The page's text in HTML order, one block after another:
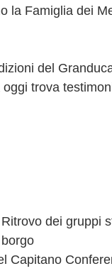
la Famiglia dei
del
trova
dei gruppi
Capitano
20